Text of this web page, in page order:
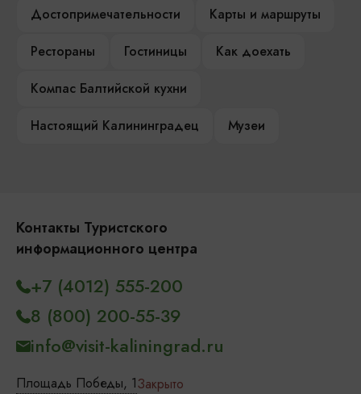
Достопримечательности
Карты и маршруты
Рестораны
Гостиницы
Как доехать
Компас Балтийской кухни
Настоящий Калининградец
Музеи
Контакты Туристского
информационного центра
Площадь Победы, 1Закрыто
+7 (4012) 555-200
8 (800) 200-55-39
info@visit-kaliningrad.ru